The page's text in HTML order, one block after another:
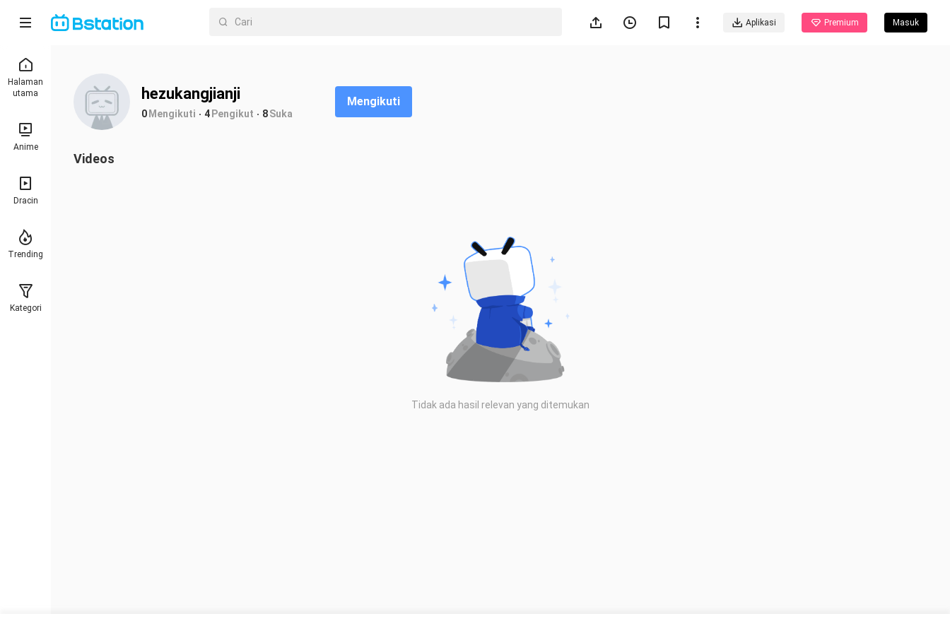
Aplikasi Premium Masuk
Halaman
utama
Anime
Dracin
Trending
Kategori
hezukangjianji
0Mengikuti 4Pengikut 8Suka
Mengikuti
Videos
Tidak ada hasil relevan yang ditemukan